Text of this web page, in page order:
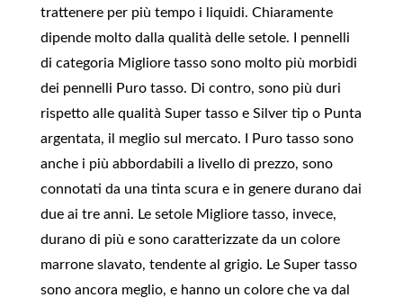
trattenere per più tempo i liquidi. Chiaramente
dipende molto dalla qualità delle setole. I pennelli
di categoria Migliore tasso sono molto più morbidi
dei pennelli Puro tasso. Di contro, sono più duri
rispetto alle qualità Super tasso e Silver tip o Punta
argentata, il meglio sul mercato. I Puro tasso sono
anche i più abbordabili a livello di prezzo, sono
connotati da una tinta scura e in genere durano dai
due ai tre anni. Le setole Migliore tasso, invece,
durano di più e sono caratterizzate da un colore
marrone slavato, tendente al grigio. Le Super tasso
sono ancora meglio, e hanno un colore che va dal